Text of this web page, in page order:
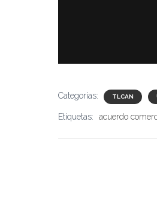
Categorías: TLCAN
Etiquetas: acuerdo